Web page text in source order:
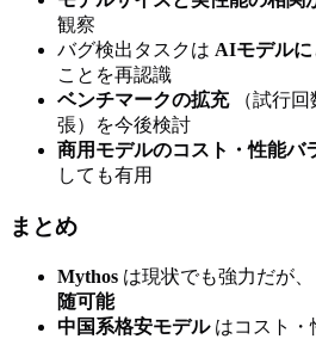
観察
バグ検出タスクは AIモデル
ことを再認識
ベンチマークの拡充（試行回
張）を今後検討
商用モデルのコスト・性能バ
しても有用
まとめ
Mythos は現状でも強力だが、
随可能
中国系格安モデルはコスト・